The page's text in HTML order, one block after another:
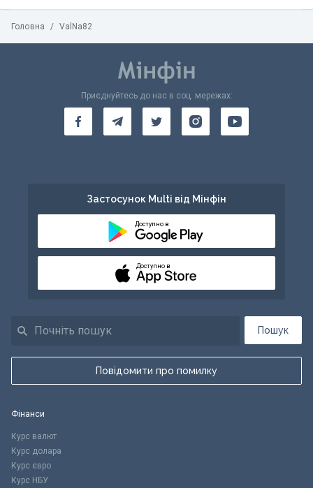
Головна / ValNa82
Пошук
Повідомити про помилку
Приєднуйтесь до нас в соц. мережах:
Застосунок Multi від Мінфін
Доступно в
Доступно в
Фінанси
Курс валют
Курс долара
Курс євро
Курс НБУ